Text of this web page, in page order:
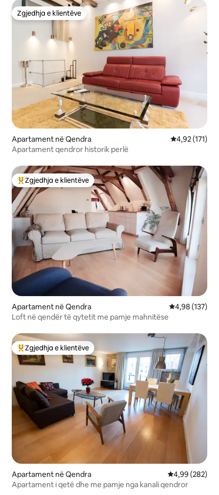
Zgjedhja e klientëve
Zgjedhja e klientëve
Apartament në Qendra Vlerësimi
4,92 (171)
Apartament qendror historik perlë
Më të mirat e zgjedhjeve të klientëve
Zgjedhja e klientëve
Apartament në Qendra Vlerësimi
4,98 (137)
Loft në qendër të qytetit me pamje mahnitëse
Më të mirat e zgjedhjeve të klientëve
Zgjedhja e klientëve
Apartament në Qendra Vlerësimi
4,99 (282)
Apartament i qetë dhe me pamje nga kanali qendror